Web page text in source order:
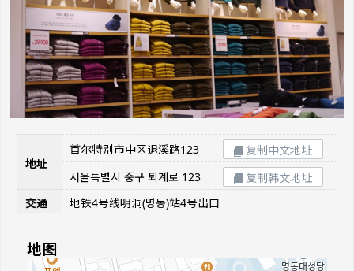
地址
首尔特别市中区退溪路123
复制中文地址
서울특별시 중구 퇴계로 123
复制韩文地址
交通
地铁4号线明洞(명동)站4号出口
地图